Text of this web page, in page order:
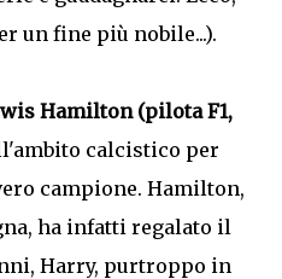
un fine più nobile...).
Hamilton (pilota F1,
calcistico per
campione. Hamilton,
ha infatti regalato il
Harry, purtroppo in